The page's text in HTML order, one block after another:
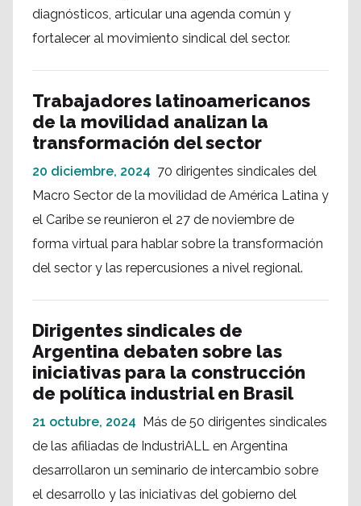
diagnósticos, articular una agenda común y
fortalecer al movimiento sindical del sector.
Trabajadores latinoamericanos
de la movilidad analizan la
transformación del sector
20 diciembre, 2024 70 dirigentes sindicales del
Macro Sector de la movilidad de América Latina y
el Caribe se reunieron el 27 de noviembre de
forma virtual para hablar sobre la transformación
del sector y las repercusiones a nivel regional.
Dirigentes sindicales de
Argentina debaten sobre las
iniciativas para la construcción
de política industrial en Brasil
21 octubre, 2024 Más de 50 dirigentes sindicales
de las afiliadas de IndustriALL en Argentina
desarrollaron un seminario de intercambio sobre
el desarrollo y las iniciativas del gobierno del